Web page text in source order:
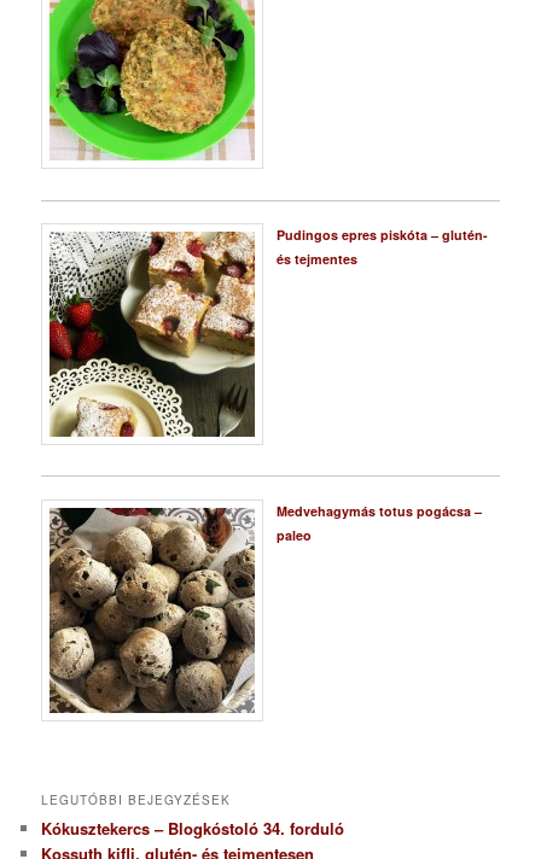
Pudingos epres piskóta – glutén-
és tejmentes
Medvehagymás totus pogácsa –
paleo
LEGUTÓBBI BEJEGYZÉSEK
Kókusztekercs – Blogkóstoló 34. forduló
Kossuth kifli, glutén- és tejmentesen